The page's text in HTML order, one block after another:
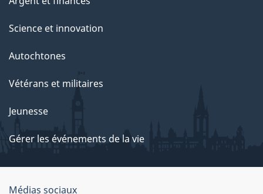
Science et innovation
Autochtones
Vétérans et militaires
Jeunesse
Gérer les événements de la vie
Médias sociaux